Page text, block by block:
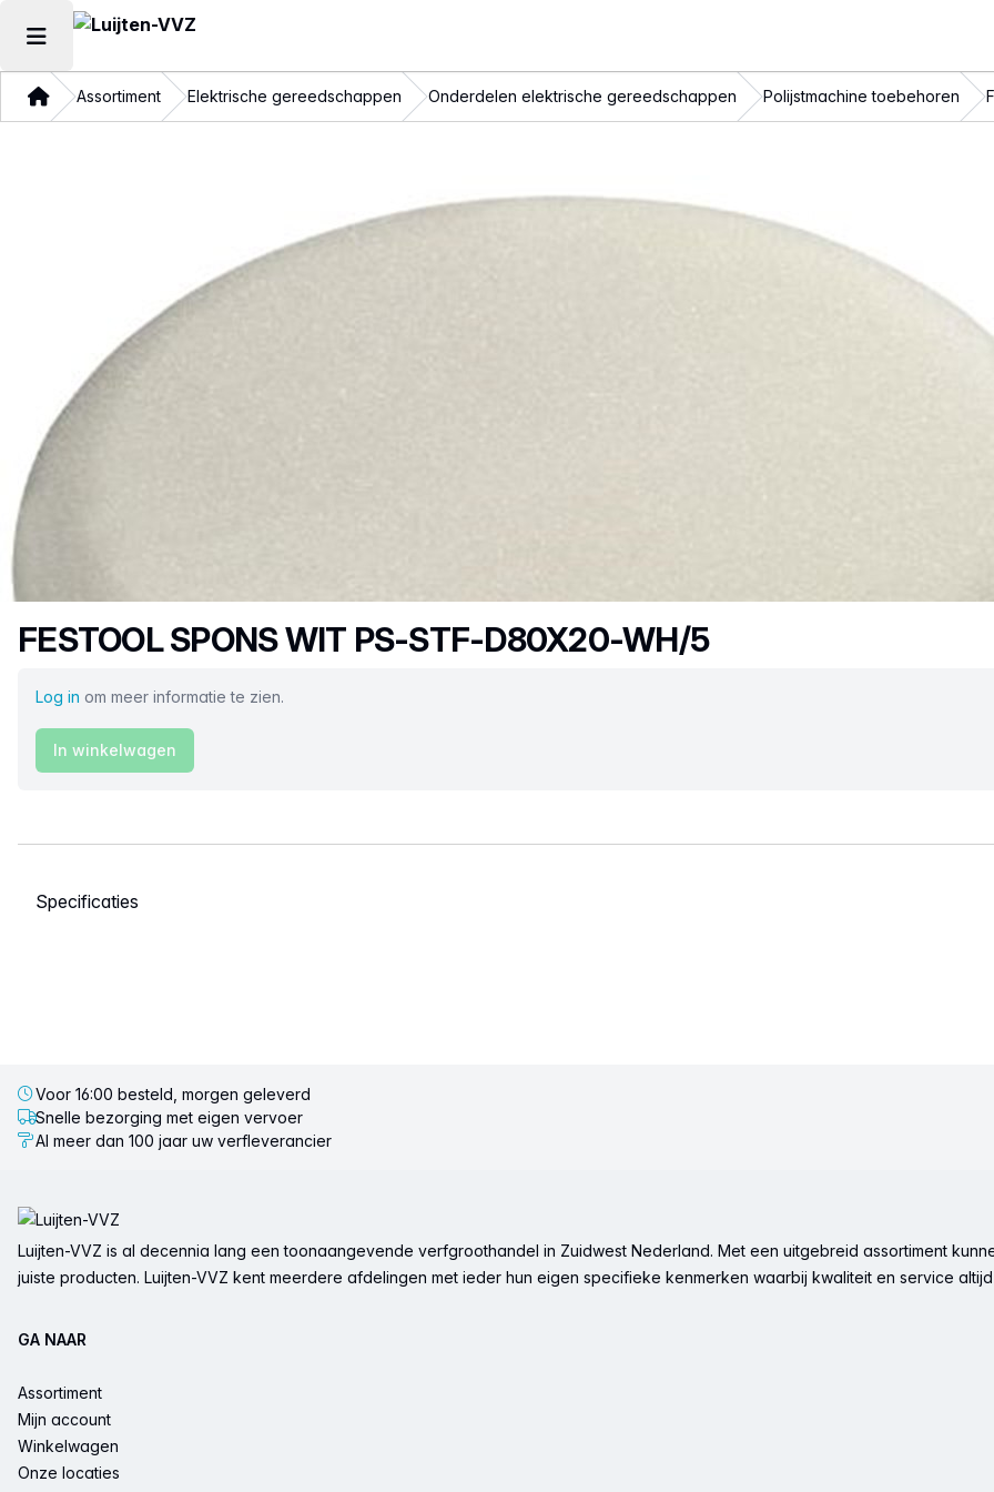
Hoofdmenu openen
ThuisAssortiment Elektrische gereedschappen Onderdelen elektrische gereedschappen Polijstmachine toebehoren
Productnaam
FESTOOL SPONS WIT PS-STF-D80X20-WH/5
Log in om meer informatie te zien.
In winkelwagen
Selecteer een tabblad
Voor 16:00 besteld, morgen geleverd
Snelle bezorging met eigen vervoer
Al meer dan 100 jaar uw verfleverancier
Luijten-VVZ is al decennia lang een toonaangevende verfgroothandel in Zuidwest Nederland. Met een uitgebreid assortiment
juiste producten. Luijten-VVZ kent meerdere afdelingen met ieder hun eigen specifieke kenmerken waarbij kwaliteit en service
GA NAAR
Assortiment
Mijn account
Winkelwagen
Onze locaties